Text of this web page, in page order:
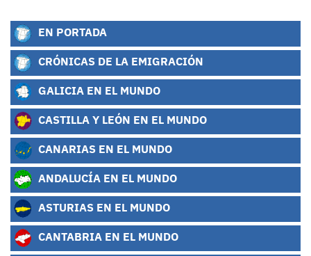
EN PORTADA
CRÓNICAS DE LA EMIGRACIÓN
GALICIA EN EL MUNDO
CASTILLA Y LEÓN EN EL MUNDO
CANARIAS EN EL MUNDO
ANDALUCÍA EN EL MUNDO
ASTURIAS EN EL MUNDO
CANTABRIA EN EL MUNDO